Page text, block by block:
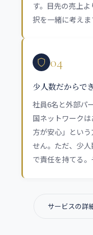
す。目先の売上
択を一緒に考えま
04
少人数だからで
社員6名と外部パ
国ネットワーク
方が安心」とい
せん。ただ、少
で責任を持てる。
サービスの詳